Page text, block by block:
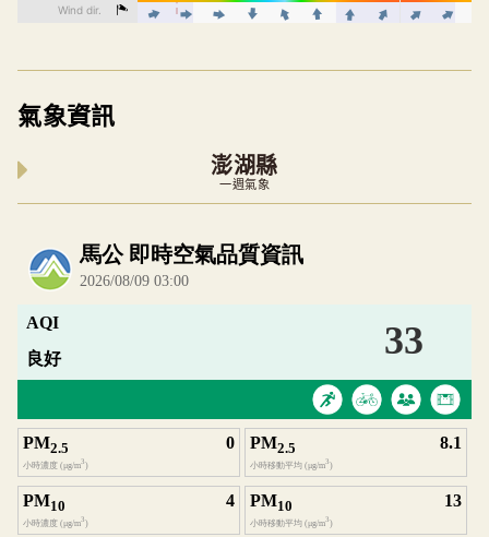
氣象資訊
澎湖縣
一週氣象
內嵌空氣品質小工具為視覺預覽，完整即時空